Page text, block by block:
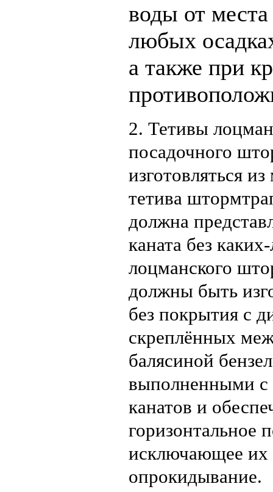
воды от
любых
а также при
2. Тетивы
посадочного
изготовляться
тетива
должна
каната без
лоцманского
должны быть
без покрытия с
скреплённых
балясиной
выполненными с
канатов и
горизонтальное
исключающее их
опрокидывание.